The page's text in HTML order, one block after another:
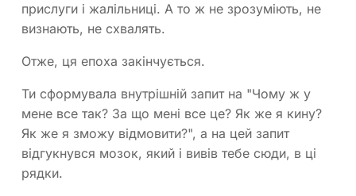
прислуги і жалільниці. А то ж не зрозуміють, не
визнають, не схвалять.
Отже, ця епоха закінчується.
Ти сформувала внутрішній запит на "Чому ж у
мене все так? За що мені все це? Як же я кину?
Як же я зможу відмовити?", а на цей запит
відгукнувся мозок, який і вивів тебе сюди, в ці
рядки.